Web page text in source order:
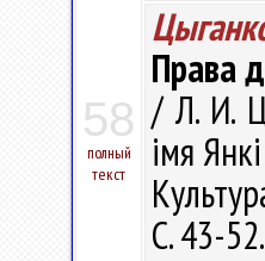
58
полный
текст
Права
/ Л. И.
імя
С. 43-52.